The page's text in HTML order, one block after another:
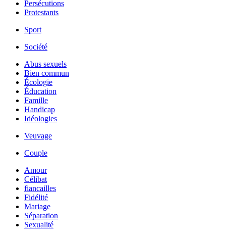
Persécutions
Protestants
Sport
Société
Abus sexuels
Bien commun
Écologie
Éducation
Famille
Handicap
Idéologies
Veuvage
Couple
Amour
Célibat
fiancailles
Fidélité
Mariage
Séparation
Sexualité